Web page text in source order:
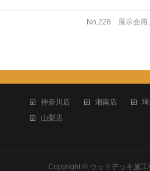
No,228 展示会用
神奈川店 湘南店
山梨店
Copyright © ウッドデッキ施工